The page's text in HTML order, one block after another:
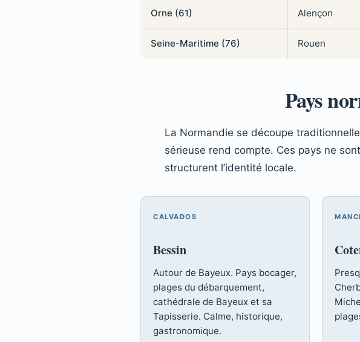
Orne (61) Alençon
Seine-Maritime (76) Rouen
Pays
La Normandie se découpe
sérieuse rend compte. Ces pays ne
structurent l’identité locale.
CALVADOS
Bessin
Autour de Bayeux. Pays bocager,
plages du débarquement,
cathédrale de Bayeux et sa
Tapisserie. Calme, historique,
gastronomique.